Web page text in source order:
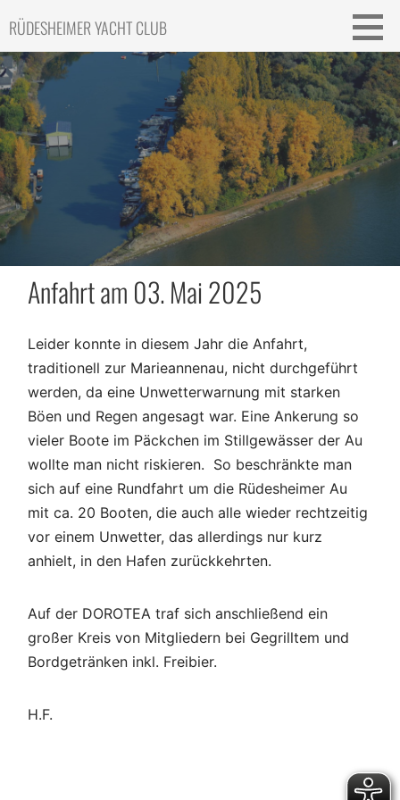
content
RÜDESHEIMER YACHT CLUB
Anfahrt am 03. Mai 2025
Leider konnte in diesem Jahr die Anfahrt,
traditionell zur Marieannenau, nicht durchgeführt
werden, da eine Unwetterwarnung mit starken
Böen und Regen angesagt war. Eine Ankerung so
vieler Boote im Päckchen im Stillgewässer der Au
wollte man nicht riskieren. So beschränkte man
sich auf eine Rundfahrt um die Rüdesheimer Au
mit ca. 20 Booten, die auch alle wieder rechtzeitig
vor einem Unwetter, das allerdings nur kurz
anhielt, in den Hafen zurückkehrten.
Auf der DOROTEA traf sich anschließend ein
großer Kreis von Mitgliedern bei Gegrilltem und
Bordgetränken inkl. Freibier.
H.F.